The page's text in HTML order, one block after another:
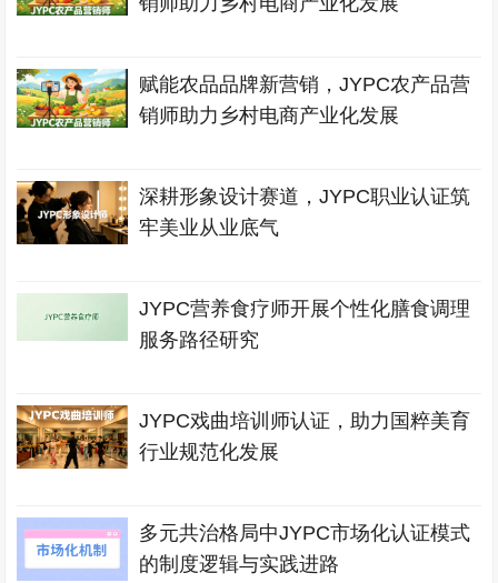
赋能农品品牌新营销，JYPC农产品营
销师助力乡村电商产业化发展
深耕形象设计赛道，JYPC职业认证筑
牢美业从业底气
JYPC营养食疗师开展个性化膳食调理
服务路径研究
JYPC戏曲培训师认证，助力国粹美育
行业规范化发展
多元共治格局中JYPC市场化认证模式
的制度逻辑与实践进路